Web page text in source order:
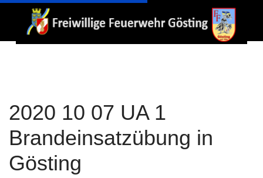
2020 10 07 UA 1
Brandeinsatzübung in
Gösting